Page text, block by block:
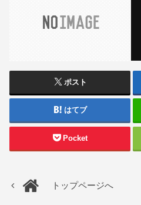
ポスト
はてブ
Pocket
トップページへ